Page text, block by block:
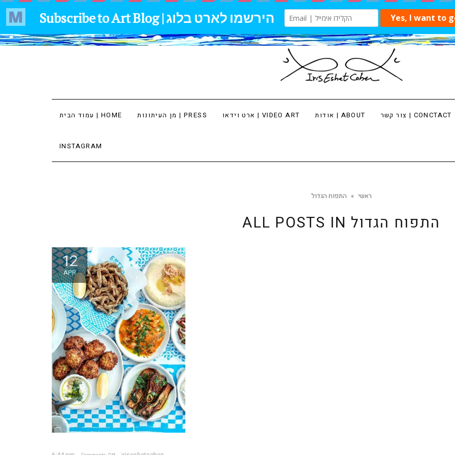
עמוד הבית | HOME מן העיתונות | PRESS ארט וידאו | VIDEO ART אודות | ABOUT צור קשר | CONCTACT
INSTAGRAM
ראשי » התפוח הגדול
ALL POSTS IN התפוח הגדול
12
APR